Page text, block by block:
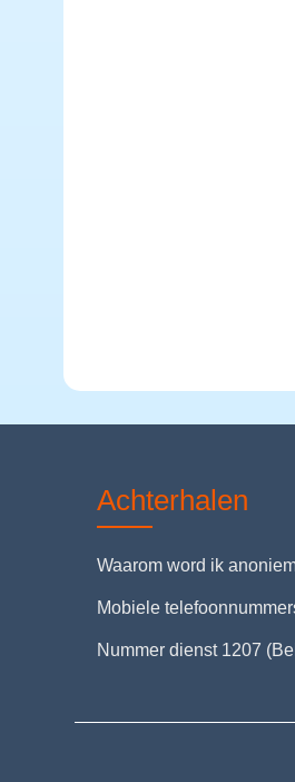
Achterhalen
Waarom word ik
Mobiele
Nummer dienst 1207